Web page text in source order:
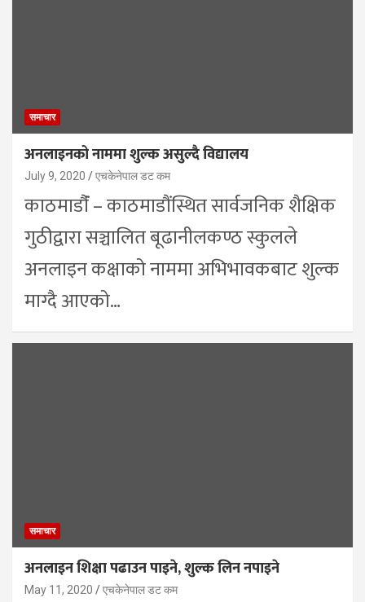
समाचार
अनलाइनको नाममा शुल्क असुल्दै विद्यालय
July 9, 2020 एचकेनेपाल डट कम
काठमाडौंं – काठमाडौंस्थित सार्वजनिक शैक्षिक
गुठीद्वारा सञ्चालित बूढानीलकण्ठ स्कुलले
अनलाइन कक्षाको नाममा अभिभावकबाट शुल्क
माग्दै आएको…
समाचार
अनलाइन शिक्षा पढाउन पाइने, शुल्क लिन नपाइने
May 11, 2020 एचकेनेपाल डट कम